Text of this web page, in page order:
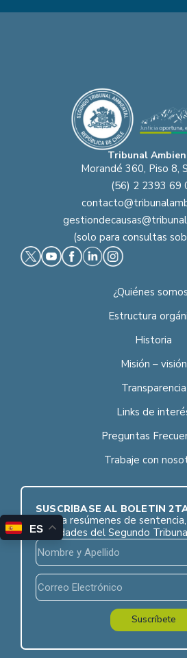
Tribunal
Morandé 360, Piso 8,
(56) 2 2393 69
(solo para consultas
¿Quiénes
Estructura
Historia
Misión – visión
Transparencia
Links de
Preguntas
Trabaje con
SUSCRÍBASE AL BOLETÍN
Reciba resúmenes de
novedades del Segundo
Suscríbete
ES